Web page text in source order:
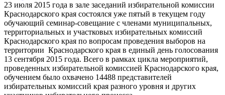
23 июля 2015 года в зале заседаний избирательной комиссии
Краснодарского края состоялся уже пятый в текущем году
обучающий семинар-совещание с членами муниципальных,
территориальных и участковых избирательных комиссий
Краснодарского края по вопросам проведения выборов на
территории Краснодарского края в единый день голосования
13 сентября 2015 года. Всего в рамках цикла мероприятий,
проведенных избирательной комиссией Краснодарского края,
обучением было охвачено 14488 представителей
избирательных комиссий края разного уровня и других